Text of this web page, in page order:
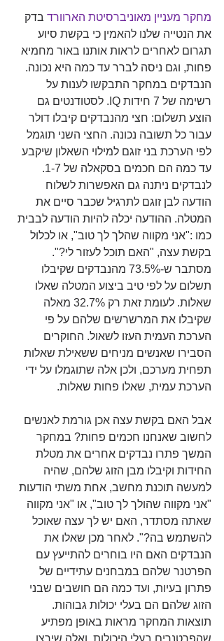
מחקר מעניין מאוניברסיטת הארוורד בדק
את הנטייה שלנו להאמין כי בקשת סיוע
תגרום לאחרים לראות אותנו באור מחמיא
פחות, וגם ניסה לברר עד כמה היא נכונה.
הנבדקים במחקר התבקשו לענות על
רשימה של 7 חידות IQ. לסטודנטים גם
הוצע תשלום: חצי מהנבדקים קיבלו דולר
עבור כל תשובה נכונה. החצי השני תוגמל
לפי הערכת בני זוגם למילוי השאלון שיקבע
עד כמה הם חכמים בסקאלה של 1-7.
לנבדקים ניתנה גם האפשרות לשלוח
הודעה לבן זוגם לתרגיל שכבר סיים את
המטלה. ההודעה יכלה להיות הודעה לבבית
כמו :"אני מקווה שהלך לך טוב", או לכלול
בקשת עצה, "האם תוכל לעזור לי?".
מסתבר ש-73.5% מהנבדקים שקיבלו
תשלום על לפי טיב ביצוע המטלה שאלו
שאלות. לעומת זאת רק 32.7% מאלה
שקיבלו את המרשרשים שלהם על פי
הערכת העמית העזו לשאול. החוקרים
הסבירו שאנשים מניחים ששאילת שאלות
תפחית מערכם, ולכן אלה שתוגמלו על ידי
הערכת עמית, שאלו פחות שאלות.
אבל האם בקשת עצה אכן גורמת לאנשים
לחשוב שאנחנו חכמים פחות? במחקר
המשך פתרו נבדקים אחרים את מטלת
החידות וקיבלו מבן הזוג שלהם, שהיה
למעשה תוכנת מחשב, אחת משתי הודעות
"אני מקווה שהולך לך טוב", או "אני מקווה
שאתה מסתדר, האם יש לך עצה שאוכל
להשתמש בה?". לאחר מכן שאלו את
הנבדקים האם היו בוחרים להתייעץ עם
הפרטנר שלהם במבחנים עתידיים של
פתרון בעיות, ועד כמה הם חושבים שבני
הזוג שלהם הם בעלי יכולות גבוהות.
תוצאות המחקר מראות באופן מפתיע